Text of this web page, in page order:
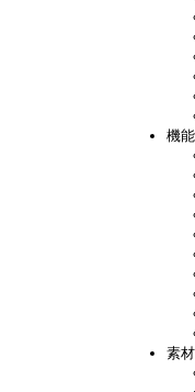
機
素